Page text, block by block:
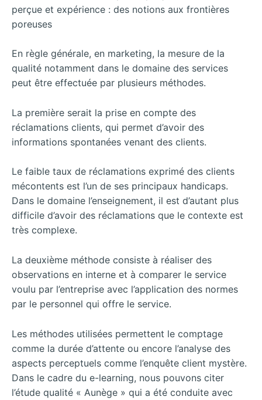
perçue et expérience : des notions aux frontières
poreuses
En règle générale, en marketing, la mesure de la
qualité notamment dans le domaine des services
peut être effectuée par plusieurs méthodes.
La première serait la prise en compte des
réclamations clients, qui permet d’avoir des
informations spontanées venant des clients.
Le faible taux de réclamations exprimé des clients
mécontents est l’un de ses principaux handicaps.
Dans le domaine l’enseignement, il est d’autant plus
difficile d’avoir des réclamations que le contexte est
très complexe.
La deuxième méthode consiste à réaliser des
observations en interne et à comparer le service
voulu par l’entreprise avec l’application des normes
par le personnel qui offre le service.
Les méthodes utilisées permettent le comptage
comme la durée d’attente ou encore l’analyse des
aspects perceptuels comme l’enquête client mystère.
Dans le cadre du e-learning, nous pouvons citer
l’étude qualité « Aunège » qui a été conduite avec